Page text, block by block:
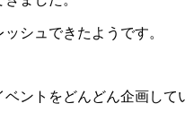
シュできたようです。
ントをどんどん企画して